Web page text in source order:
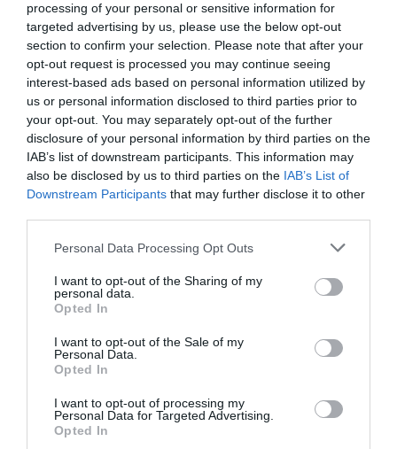
processing of your personal or sensitive information for
targeted advertising by us, please use the below opt-out
section to confirm your selection. Please note that after your
opt-out request is processed you may continue seeing
interest-based ads based on personal information utilized by
us or personal information disclosed to third parties prior to
your opt-out. You may separately opt-out of the further
disclosure of your personal information by third parties on the
IAB’s list of downstream participants. This information may
also be disclosed by us to third parties on the IAB’s List of
Downstream Participants that may further disclose it to other
Personal Data Processing Opt Outs
I want to opt-out of the Sharing of my
personal data.
Opted In
I want to opt-out of the Sale of my
Personal Data.
Opted In
I want to opt-out of processing my
Personal Data for Targeted Advertising.
Opted In